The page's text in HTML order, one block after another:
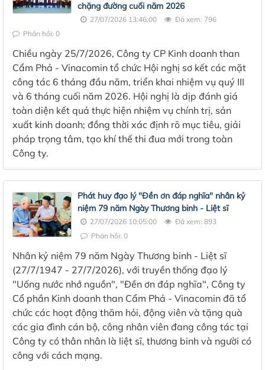
chặng đường cuối năm 2026
27/07/2026 13:46:00
Đã xem: 796
Phản hồi: 0
Chiều ngày 25/7/2026, Công ty CP Kinh doanh than
Cẩm Phả - Vinacomin tổ chức Hội nghị sơ kết các mặt
công tác 6 tháng đầu năm, triển khai nhiệm vụ quý III
và 6 tháng cuối năm 2026. Hội nghị là dịp đánh giá
toàn diện kết quả thực hiện nhiệm vụ chính trị, sản
xuất kinh doanh; đồng thời xác định rõ mục tiêu, giải
pháp trọng tâm, tạo khí thế thi đua mới trong toàn
Công ty.
Phát huy đạo lý "Đền ơn đáp nghĩa" nhân kỷ
niệm 79 năm Ngày Thương binh - Liệt sĩ
27/07/2026 10:05:00
Đã xem: 893
Phản hồi: 0
Nhân kỷ niệm 79 năm Ngày Thương binh - Liệt sĩ
(27/7/1947 - 27/7/2026), với truyền thống đạo lý
"Uống nước nhớ nguồn", "Đền ơn đáp nghĩa", Công ty
Cổ phần Kinh doanh than Cẩm Phả - Vinacomin đã tổ
chức các hoạt động thăm hỏi, động viên và tặng quà
các gia đình cán bộ, công nhân viên đang công tác tại
Công ty có thân nhân là liệt sĩ, thương binh và người có
công với cách mạng.